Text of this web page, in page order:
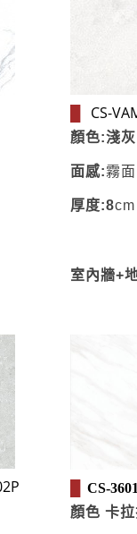
CS-
顏色:淺灰
面感:霧
厚度:8cm
室內牆+
CS-
顏色 卡